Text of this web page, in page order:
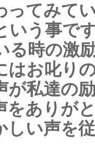
ってみて
いう事で
る時の激
はお叱り
が私達の
をありが
しい声を